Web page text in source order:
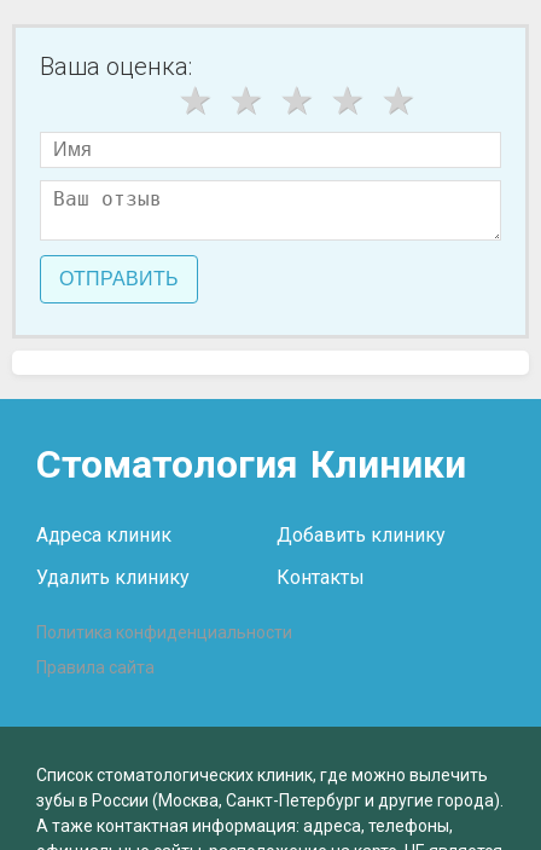
Ваша оценка:
ОТПРАВИТЬ
Стоматология Клиники
Адреса клиник
Добавить клинику
Удалить клинику
Контакты
Политика конфиденциальности
Правила сайта
Список стоматологических клиник, где можно вылечить
зубы в России (Москва, Санкт-Петербург и другие города).
А таже контактная информация: адреса, телефоны,